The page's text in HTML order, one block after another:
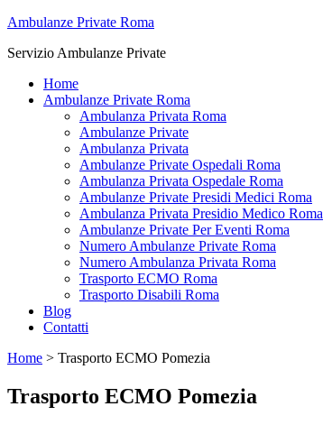
Ambulanze Private Roma
Servizio Ambulanze Private
Home
Ambulanze Private Roma
Ambulanza Privata Roma
Ambulanze Private
Ambulanza Privata
Ambulanze Private Ospedali Roma
Ambulanza Privata Ospedale Roma
Ambulanze Private Presidi Medici Roma
Ambulanza Privata Presidio Medico Roma
Ambulanze Private Per Eventi Roma
Numero Ambulanze Private Roma
Numero Ambulanza Privata Roma
Trasporto ECMO Roma
Trasporto Disabili Roma
Blog
Contatti
Home > Trasporto ECMO Pomezia
Trasporto ECMO Pomezia